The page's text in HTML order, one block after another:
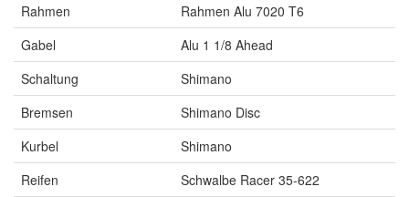
Rahmen
Rahmen Alu 7020 T6
Gabel
Alu 1 1/8 Ahead
Schaltung
Shimano
Bremsen
Shimano Disc
Kurbel
Shimano
Reifen
Schwalbe Racer 35-622